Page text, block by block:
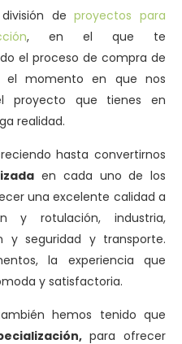
división deproyectos para
, en el que te
el proceso de compra de
el momento en que nos
proyecto que tienes en
realidad.
hasta convertirnos
en cada uno de los
una excelente calidad a
y rotulación, industria,
y seguridad y transporte.
la experiencia que
y satisfactoria.
hemos tenido que
para ofrecer